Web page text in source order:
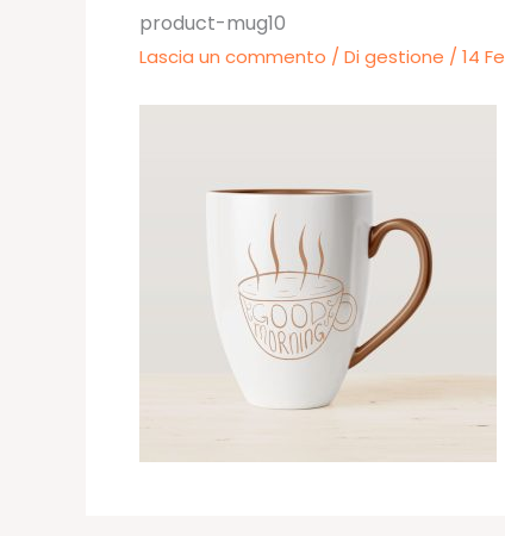
product-mug10
Lascia un commento / Di gestione / 14